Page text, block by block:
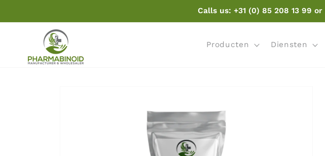
inhoud
Calls us: +31 (0) 85 208 13 99
Producten Diensten